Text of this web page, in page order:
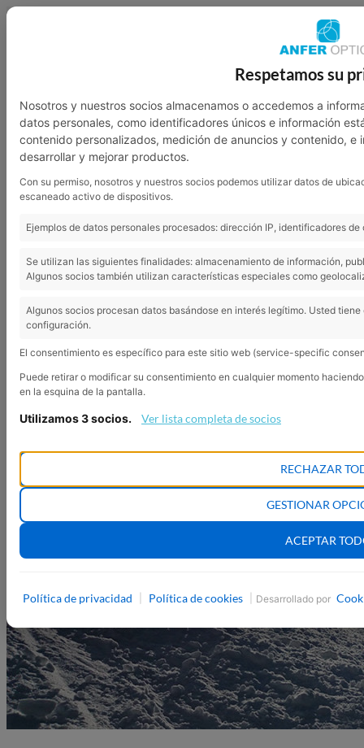
Cómo prevenir la queratitis solar en la nieve
Respetamos su
Nosotros y nuestros socios almacenamos o accedemos a
datos personales, como identificadores únicos e información
contenido personalizados, medición de anuncios y contenido, e
desarrollar y mejorar productos.
Con su permiso, nosotros y nuestros socios podemos utilizar datos de
escaneado activo de dispositivos.
Ejemplos de datos personales procesados: dirección IP, identificadores
Se utilizan las siguientes finalidades: almacenamiento de información,
Algunos socios también utilizan características especiales como
Algunos socios procesan datos basándose en interés legítimo. Usted
configuración.
El consentimiento es específico para este sitio web (service-specific
Puede retirar o modificar su consentimiento en cualquier momento
en la esquina de la pantalla.
Utilizamos 3 socios. Ver lista completa de socios
RECHAZAR
GESTIONAR
ACEPTAR
Política de privacidad Política de cookies Desarrollado por